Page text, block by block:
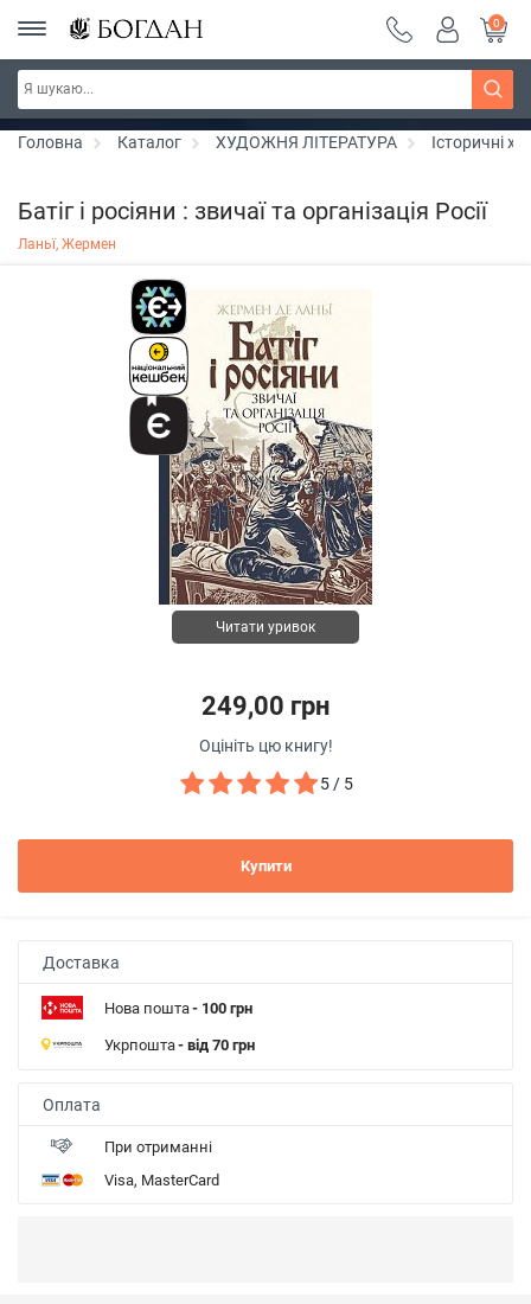
РОЗПРОДАЖ ~ 150 грн ~ 200 грн ~ 250 грн ~
300 грн ~ РОЗПРОДАЖ
Дізнатись більше
0
Головна Каталог ХУДОЖНЯ ЛІТЕРАТУРА Історичні
Батіг і росіяни : звичаї та організація Росії
Ланьї, Жермен
Читати уривок
249,00 грн
Оцініть цю книгу!
5 / 5
Купити
Доставка
Нова пошта- 100 грн
Укрпошта- від 70 грн
Оплата
При отриманні
Visa, MasterCard